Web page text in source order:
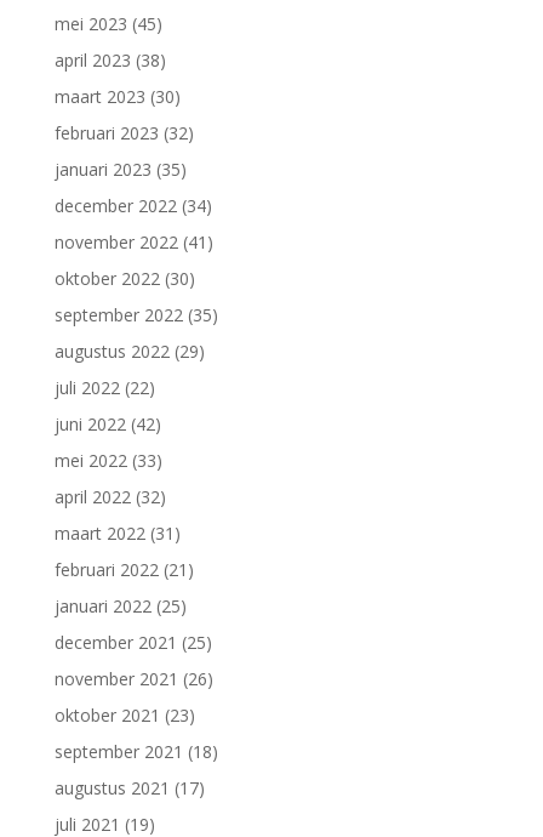
mei 2023 (45)
april 2023 (38)
maart 2023 (30)
februari 2023 (32)
januari 2023 (35)
december 2022(34)
november 2022(41)
oktober 2022(30)
september 2022(35)
augustus 2022(29)
juli 2022(22)
juni 2022(42)
mei 2022(33)
april 2022(32)
maart 2022(31)
februari 2022(21)
januari 2022(25)
december 2021 (25)
november 2021 (26)
oktober 2021 (23)
september 2021 (18)
augustus 2021 (17)
juli 2021 (19)